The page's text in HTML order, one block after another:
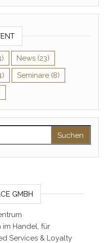
News (23)
Seminare (8)
GMBH
Handel, für
Services & Loyalty